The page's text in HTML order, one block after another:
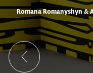
Romana Romanyshyn &